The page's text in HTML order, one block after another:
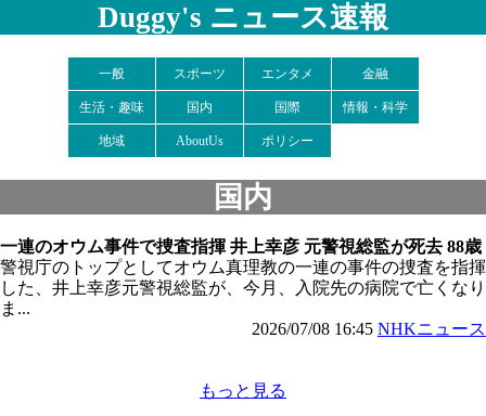
Duggy's ニュース速報
一般 スポーツ エンタメ 金融
生活・趣味 国内 国際 情報・科学
地域 AboutUs ポリシー
国内
一連のオウム事件で捜査指揮 井上幸彦 元警視総監が死去 88歳
警視庁のトップとしてオウム真理教の一連の事件の捜査を指揮
した、井上幸彦元警視総監が、今月、入院先の病院で亡くなり
ま...
2026/07/08 16:45 NHKニュース
もっと見る